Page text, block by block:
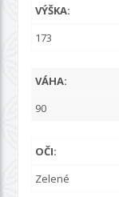
VÝŠKA:
173
VÁHA:
90
OČI:
Zelené